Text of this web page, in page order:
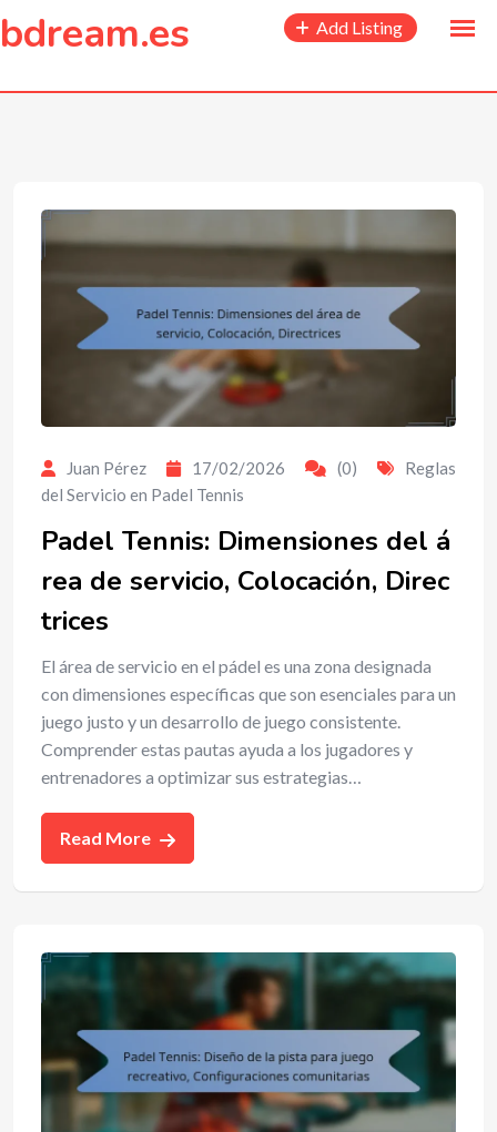
content
bdream.es Add Listing
Juan Pérez 17/02/2026 (0)
Reglas
del Servicio en Padel Tennis
Padel Tennis: Dimensiones del á
rea de servicio, Colocación, Direc
trices
El área de servicio en el pádel es una zona designada
con dimensiones específicas que son esenciales para un
juego justo y un desarrollo de juego consistente.
Comprender estas pautas ayuda a los jugadores y
entrenadores a optimizar sus estrategias…
Read More